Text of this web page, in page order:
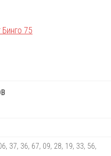
37, 36, 67, 09, 28, 19, 33, 56,